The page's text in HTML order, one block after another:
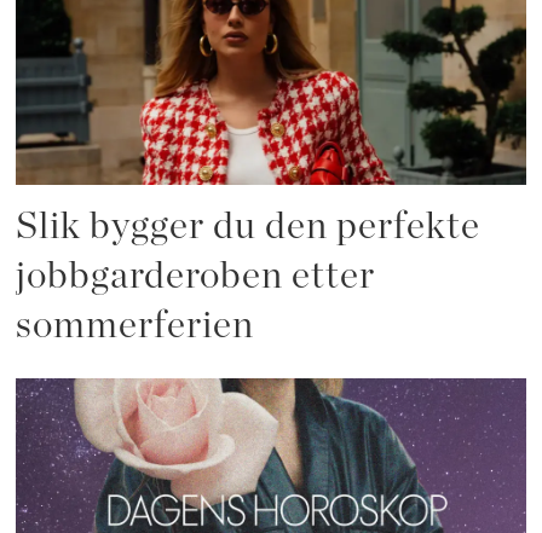
Slik bygger du den perfekte
jobbgarderoben etter
sommerferien